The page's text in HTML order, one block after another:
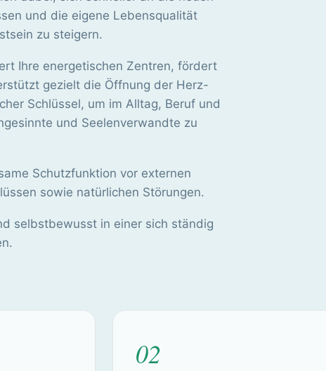
und die eigene Lebensqualität
zu steigern.
Ihre energetischen Zentren, fördert
gezielt die Öffnung der Herz-
Schlüssel, um im Alltag, Beruf und
und Seelenverwandte zu
Schutzfunktion vor externen
sowie natürlichen Störungen.
selbstbewusst in einer sich ständig
02